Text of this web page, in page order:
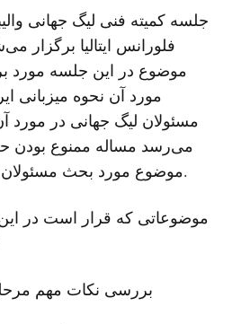
جلسه کمیته‌ فنی لیگ جهانی
فلورانس ایتالیا
موضوع در این جلسه مورد
مورد آن نحوه میزبانی
مسئولان لیگ جهانی در مورد
می‌رسد مساله ممنوع بودن
موضوع مورد بحث مسئولان لیگ جهانی والیبال باشد.
موضوعاتی که قرار است در
۱- بررسی نکات مهم